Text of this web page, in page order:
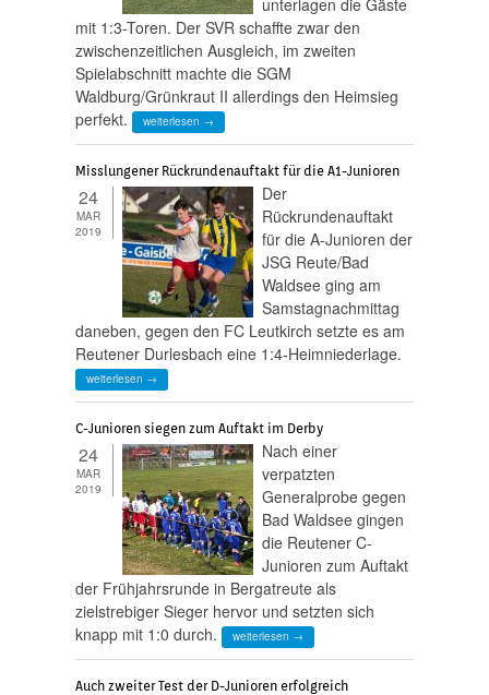
mit 1:3-Toren. Der SVR schaffte zwar den
zwischenzeitlichen Ausgleich, im zweiten
Spielabschnitt machte die SGM
Waldburg/Grünkraut II allerdings den Heimsieg
perfekt.
weiterlesen →
Misslungener Rückrundenauftakt für die A1-Junioren
24
MAR
2019
Der
Rückrundenauftakt
für die A-Junioren der
JSG Reute/Bad
Waldsee ging am
Samstagnachmittag
daneben, gegen den FC Leutkirch setzte es am
Reutener Durlesbach eine 1:4-Heimniederlage.
weiterlesen →
C-Junioren siegen zum Auftakt im Derby
24
MAR
2019
Nach einer
verpatzten
Generalprobe gegen
Bad Waldsee gingen
die Reutener C-
Junioren zum Auftakt
der Frühjahrsrunde in Bergatreute als
zielstrebiger Sieger hervor und setzten sich
knapp mit 1:0 durch.
weiterlesen →
Auch zweiter Test der D-Junioren erfolgreich